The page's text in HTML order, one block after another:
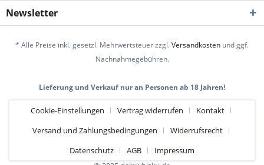
Newsletter
* Alle Preise inkl. gesetzl. Mehrwertsteuer zzgl.Versandkosten und ggf.
Nachnahmegebühren.
Lieferung und Verkauf nur an Personen ab 18 Jahren!
Cookie-Einstellungen Vertrag widerrufen
Kontakt
Versand und Zahlungsbedingungen
Widerrufsrecht
Datenschutz
AGB
Impressum